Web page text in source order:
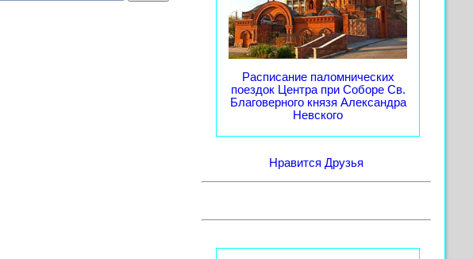
Расписание паломнических
поездок Центра при Соборе Св.
Благоверного князя Александра
Невского
Нравится Друзья